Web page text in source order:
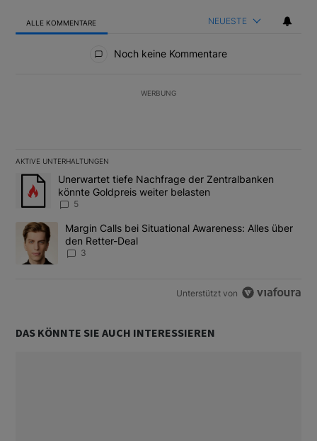
ALLE KOMMENTARE NEUESTE
Noch keine Kommentare
WERBUNG
AKTIVE UNTERHALTUNGEN
Das Folgende ist eine Liste der am meisten kommentierten
Ein Trendartikel mit dem Titel "Unerwartet tiefe Nachfrage der
Unerwartet tiefe Nachfrage der Zentralbanken
könnte Goldpreis weiter belasten
5
Ein Trendartikel mit dem Titel "Margin Calls bei Situational
Margin Calls bei Situational Awareness: Alles über
den Retter-Deal
3
Unterstützt von
DAS KÖNNTE SIE AUCH INTERESSIEREN